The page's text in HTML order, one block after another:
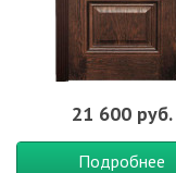
21 600 руб.
Подробнее